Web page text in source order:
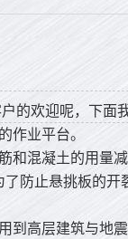
的欢迎呢，下面
作业平台。
和混凝土的用量减
防止悬挑板的
到高层建筑与地震